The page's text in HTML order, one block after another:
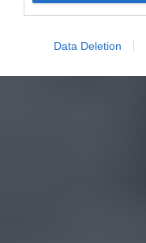
Data Deletion